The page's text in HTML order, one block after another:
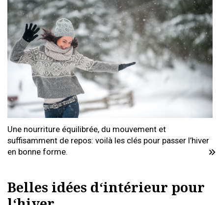
Une nourriture équilibrée, du mouvement et
suffisamment de repos: voilà les clés pour passer l’hiver
en bonne forme.
Belles idées d‘intérieur pour